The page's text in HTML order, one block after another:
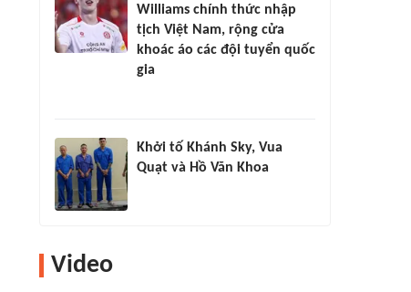
Williams chính thức nhập
tịch Việt Nam, rộng cửa
khoác áo các đội tuyển quốc
gia
Khởi tố Khánh Sky, Vua
Quạt và Hồ Văn Khoa
Video